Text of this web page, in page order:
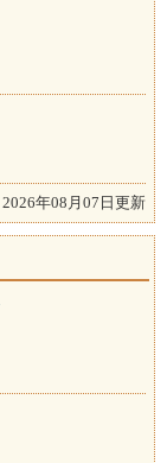
2026年08月07日更新